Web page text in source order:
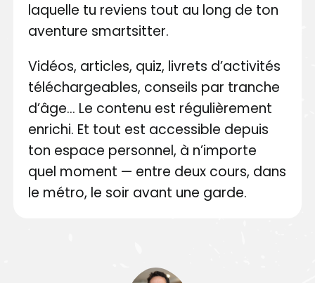
laquelle tu reviens tout au long de ton
aventure smartsitter.
Vidéos, articles, quiz, livrets d’activités
téléchargeables, conseils par tranche
d’âge… Le contenu est régulièrement
enrichi. Et tout est accessible depuis
ton espace personnel, à n’importe
quel moment — entre deux cours, dans
le métro, le soir avant une garde.